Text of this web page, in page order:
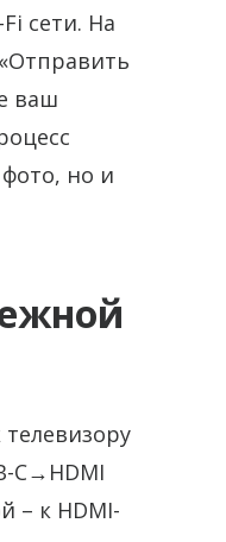
сети. На
ваш
но и
C→HDMI
– к HDMI-